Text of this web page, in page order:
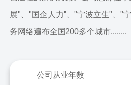
展"、"国企人力"、"宁波立生"、"
务网络遍布全国200多个城市........
公司从业年数